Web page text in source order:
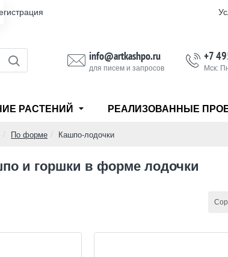
info@artkashpo.ru
для писем и запросов
+7
Мск:
РАСТЕНИЙ РЕАЛИЗОВАННЫЕ
По форме Кашпо-лодочки
и горшки в форме лодочки